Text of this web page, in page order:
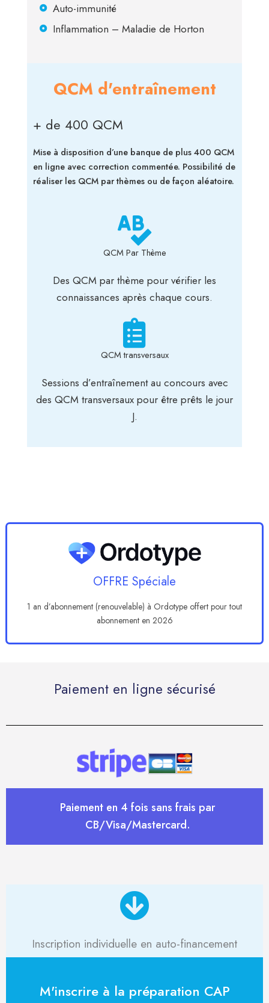
Auto-immunité
Inflammation – Maladie de Horton
QCM d'entraînement
+ de 400 QCM
Mise à disposition d’une banque de plus 400 QCM
en ligne avec correction commentée. Possibilité de
réaliser les QCM par thèmes ou de façon aléatoire.
QCM Par Thème
Des QCM par thème pour vérifier les
connaissances après chaque cours.
QCM transversaux
Sessions d’entraînement au concours avec
des QCM transversaux pour être prêts le jour
J.
OFFRE Spéciale
1 an d’abonnement (renouvelable) à Ordotype offert pour tout
abonnement en 2026
Paiement en ligne sécurisé
Paiement en 4 fois sans frais par
CB/Visa/Mastercard.
Inscription individuelle en auto-financement
M'inscrire à la préparation CAP